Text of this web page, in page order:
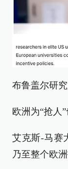
布鲁盖尔研
欧洲为“抢人
艾克斯-马赛
乃至整个欧